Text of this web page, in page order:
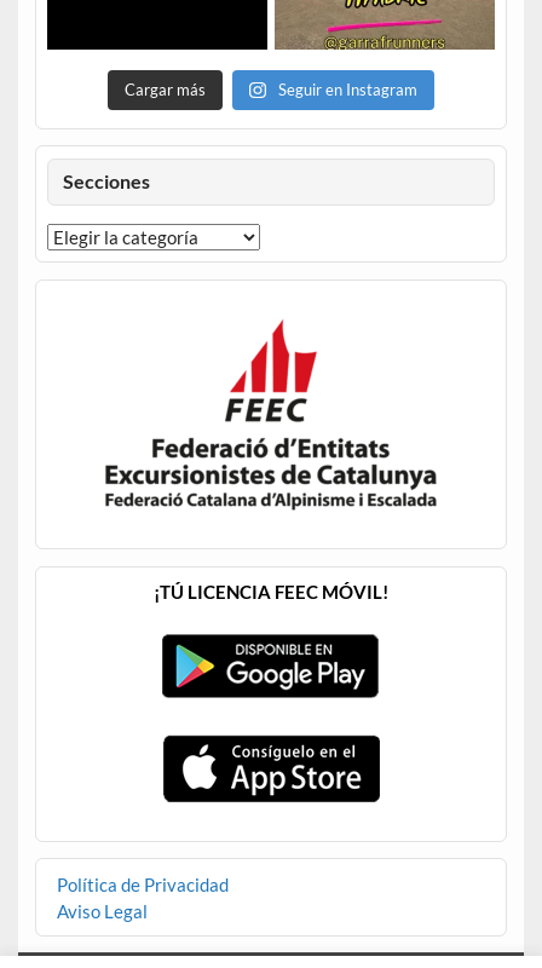
Cargar más Seguir en Instagram
Secciones
¡TÚ LICENCIA FEEC MÓVIL!
Política de Privacidad
Aviso Legal